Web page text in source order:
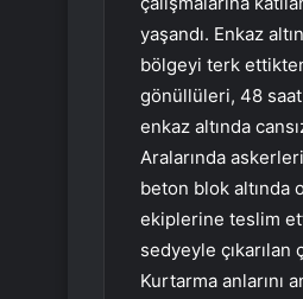
yaşandı. Enkaz
bölgeyi terk
gönüllüleri, 48 saat
enkaz altında
Aralarında
beton blok altında
ekiplerine teslim
sedyeyle çıkarılan
Kurtarma anlarını